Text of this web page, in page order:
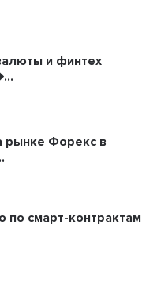
и финтех
рынке Форекс в
по смарт-контрактам